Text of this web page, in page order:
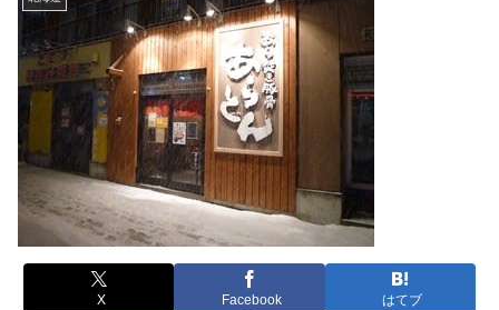
X Facebook はてブ